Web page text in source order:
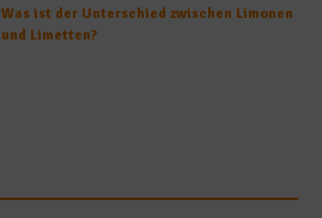
Was ist der Unterschied zwischen Limonen
und Limetten?